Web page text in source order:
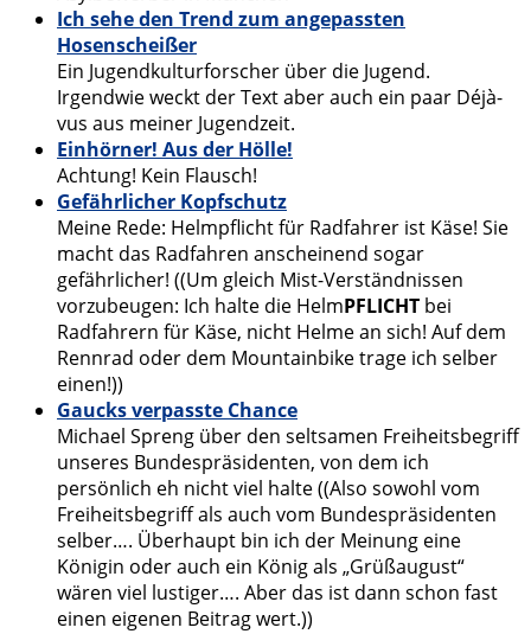
Ich sehe den Trend zum angepassten
Hosenscheißer
Ein Jugendkulturforscher über die Jugend.
Irgendwie weckt der Text aber auch ein paar Déjà-
vus aus meiner Jugendzeit.
Einhörner! Aus der Hölle!
Achtung! Kein Flausch!
Gefährlicher Kopfschutz
Meine Rede: Helmpflicht für Radfahrer ist Käse! Sie
macht das Radfahren anscheinend sogar
gefährlicher! ((Um gleich Mist-Verständnissen
vorzubeugen: Ich halte die HelmPFLICHT bei
Radfahrern für Käse, nicht Helme an sich! Auf dem
Rennrad oder dem Mountainbike trage ich selber
einen!))
Gaucks verpasste Chance
Michael Spreng über den seltsamen Freiheitsbegriff
unseres Bundespräsidenten, von dem ich
persönlich eh nicht viel halte ((Also sowohl vom
Freiheitsbegriff als auch vom Bundespräsidenten
selber…. Überhaupt bin ich der Meinung eine
Königin oder auch ein König als „Grüßaugust“
wären viel lustiger…. Aber das ist dann schon fast
einen eigenen Beitrag wert.))